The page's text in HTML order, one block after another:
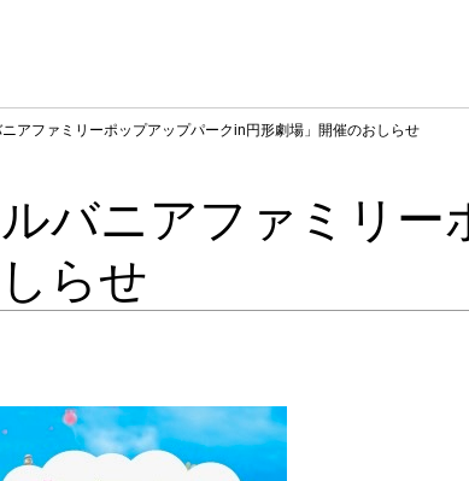
アファミリーポップアップパークin円形劇場」開催のおしらせ
ルバニアファミリ
らせ